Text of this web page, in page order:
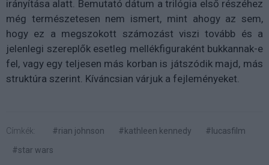
irányítása alatt. Bemutató dátum a trilógia első részéhez
még természetesen nem ismert, mint ahogy az sem,
hogy ez a megszokott számozást viszi tovább és a
jelenlegi szereplők esetleg mellékfiguraként bukkannak-e
fel, vagy egy teljesen más korban is játszódik majd, más
struktúra szerint. Kíváncsian várjuk a fejleményeket.
Címkék: #rian johnson #kathleen kennedy
#lucasfilm
#star wars